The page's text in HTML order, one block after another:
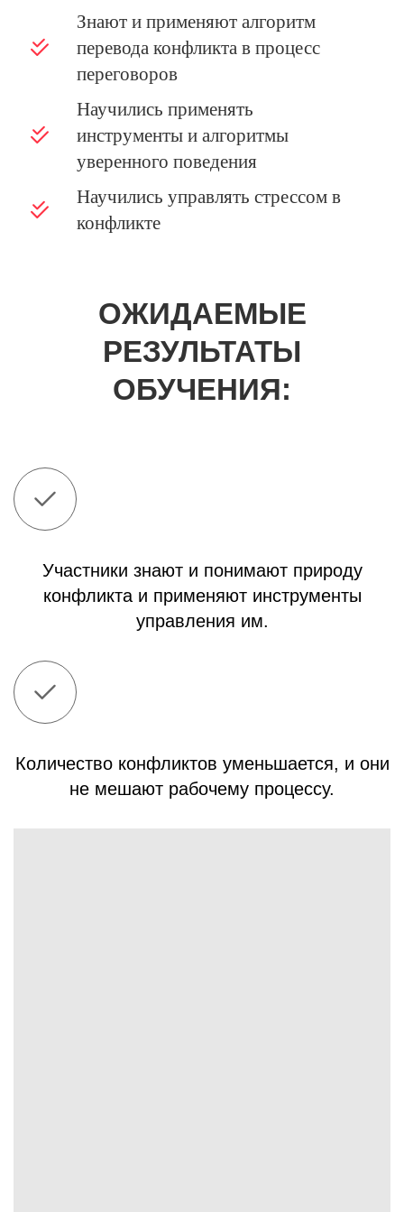
Знают и применяют алгоритм
перевода конфликта в процесс
переговоров
Научились применять
инструменты и алгоритмы
уверенного поведения
Научились управлять стрессом в
конфликте
ОЖИДАЕМЫЕ
РЕЗУЛЬТАТЫ
ОБУЧЕНИЯ:
Участники знают и понимают природу
конфликта и применяют инструменты
управления им.
Количество конфликтов уменьшается, и они
не мешают рабочему процессу.